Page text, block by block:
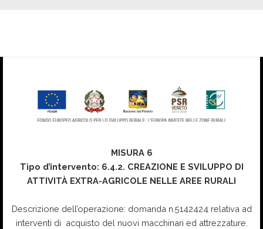
MISURA 6
Tipo d’intervento: 6.4.2. CREAZIONE E SVILUPPO DI
ATTIVITÀ EXTRA-AGRICOLE NELLE AREE RURALI
Descrizione dell’operazione: domanda n.5142424 relativa ad
interventi di acquisto del nuovi macchinari ed attrezzature.